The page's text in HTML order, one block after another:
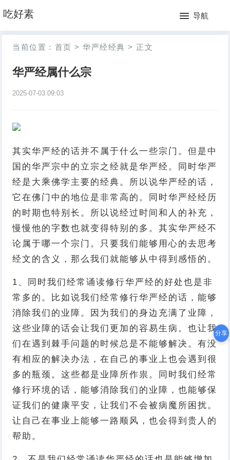
吃好素 导航
网
站
月
当前位置： 首页 > 华严经经典 > 正文
华严经属什么宗
2025-07-03 09:03
其实华严经的话并不属于什么一些宗门。但是中
国的华严宗中的立宗之经就是华严经。同时华严
经是大乘佛学主要的经典。所以说华严经的话，
它在佛门中的地位是非常高的。同时华严经经历
的时期也特别长。所以说经过时间和人的补充，
慢慢他的字数也就变得特别的多。其实华严经不
论属于哪一个宗门。只要我们能够用心的去思考
经文的含义，那么我们就能够从中得到感悟的。
1、同时我们经常诵读修行华严经的好处也是非
常多的。比如说我们经常修行华严经的话，能够
消除我们的业障。因为我们的身边充满了业障，
这些业障的话会让我们更加的容易生病。也让我
们在遇到棘手问题的时候总是不能够解决。有没
有相应的解决办法，在自己的事业上也会遇到很
多的瓶颈。这些都是业障所作祟。同时我们经常
修行环境的话，能够消除我们的业障，也能够保
证我们的健康平安，让我们不会被病魔所困扰。
让自己在事业上能够一路顺风，也会得到贵人的
帮助。
分享